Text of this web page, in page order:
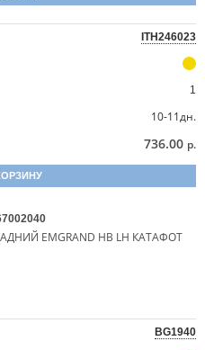
ITH246023
1
10-11дн.
736.00 р.
EMGRAND HB LH КАТАФОТ
BG1940